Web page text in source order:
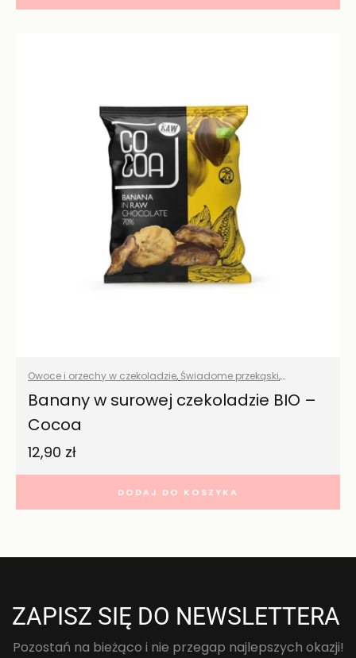
Owoce i orzechy w czekoladzie, Świadome przekąski,
Wszystkie produkty
Banany w surowej czekoladzie BIO –
Cocoa
12,90 zł
DODAJ DO KOSZYKA
ZAPISZ SIĘ DO NEWSLETTERA
Pozostań na bieżąco i nie przegap najlepszych okazji!